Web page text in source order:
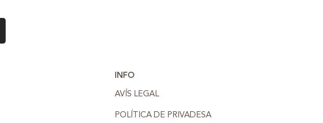
INFO
AVÍS LEGAL
POLÍTICA DE PRIVADESA